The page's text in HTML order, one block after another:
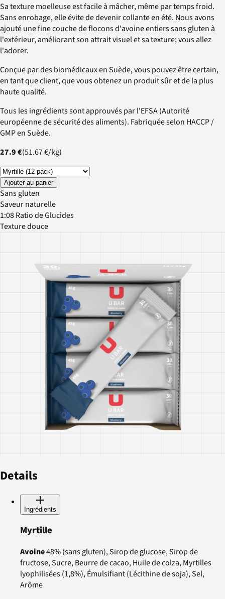
Sa texture moelleuse est facile à mâcher, même par temps froid.
Sans enrobage, elle évite de devenir collante en été. Nous avons
ajouté une fine couche de flocons d'avoine entiers sans gluten à
l'extérieur, améliorant son attrait visuel et sa texture; vous allez
l'adorer.
Conçue par des biomédicaux en Suède, vous pouvez être certain,
en tant que client, que vous obtenez un produit sûr et de la plus
haute qualité.
Tous les ingrédients sont approuvés par l'EFSA (Autorité
européenne de sécurité des aliments). Fabriquée selon HACCP /
GMP en Suède.
27.9 €(51.67 €/kg)
Ajouter au panier
Sans gluten
Saveur naturelle
1:08 Ratio de Glucides
Texture douce
Details
Ingrédients
Myrtille
Avoine48% (sans gluten), Sirop de glucose, Sirop de
fructose, Sucre, Beurre de cacao, Huile de colza, Myrtilles
lyophilisées (1,8%), Émulsifiant (Lécithine de soja), Sel,
Arôme